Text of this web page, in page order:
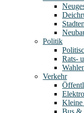
Politik
Rats-
Verkehr
Kleine